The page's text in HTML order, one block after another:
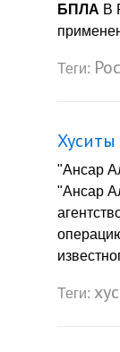
БПЛА В
Теги:
Хуситы
"Ансар
"Ансар
Теги: